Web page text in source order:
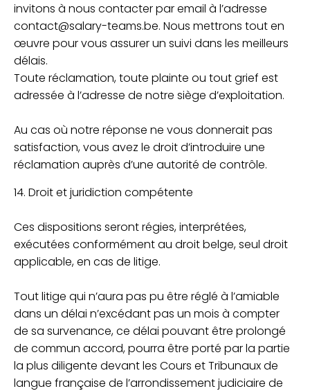
invitons à nous contacter par email à l’adresse
contact@salary-teams.be. Nous mettrons tout en
œuvre pour vous assurer un suivi dans les meilleurs
délais.
Toute réclamation, toute plainte ou tout grief est
adressée à l’adresse de notre siège d’exploitation.
Au cas où notre réponse ne vous donnerait pas
satisfaction, vous avez le droit d’introduire une
réclamation auprès d’une autorité de contrôle.
14. Droit et juridiction compétente
Ces dispositions seront régies, interprétées,
exécutées conformément au droit belge, seul droit
applicable, en cas de litige.
Tout litige qui n’aura pas pu être réglé à l’amiable
dans un délai n’excédant pas un mois à compter
de sa survenance, ce délai pouvant être prolongé
de commun accord, pourra être porté par la partie
la plus diligente devant les Cours et Tribunaux de
langue française de l’arrondissement judiciaire de